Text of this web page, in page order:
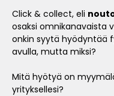
Click & collect, eli
osaksi omnikanavaista
onkin syytä hyödyntää
avulla, mutta miksi?
Mitä hyötyä on
yrityksellesi?